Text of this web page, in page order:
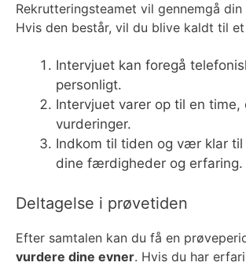
Rekrutteringsteamet vil gennemgå din
Hvis den består, vil du blive kaldt til
Intervjuet kan foregå
personligt.
Intervjuet varer op til en
vurderinger.
Indkom til tiden og vær klar
dine færdigheder og erfaring.
Deltagelse i prøvetiden
Efter samtalen kan du få en
vurdere dine evner. Hvis du har